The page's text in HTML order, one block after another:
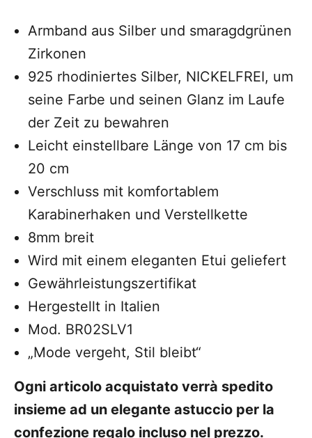
Armband aus Silber und smaragdgrünen
Zirkonen
925 rhodiniertes Silber, NICKELFREI, um
seine Farbe und seinen Glanz im Laufe
der Zeit zu bewahren
Leicht einstellbare Länge von 17 cm bis
20 cm
Verschluss mit komfortablem
Karabinerhaken und Verstellkette
8mm breit
Wird mit einem eleganten Etui geliefert
Gewährleistungszertifikat
Hergestellt in Italien
Mod. BR02SLV1
„Mode vergeht, Stil bleibt“
Ogni articolo acquistato verrà spedito
insieme ad un elegante astuccio per la
confezione regalo incluso nel prezzo.